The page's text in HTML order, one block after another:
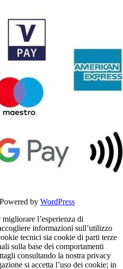
by WordPress
l’esperienza di
informazioni sull’utilizzo
tecnici sia cookie di parti terze
sulla base dei comportamenti
consultando la nostra privacy
si accetta l’uso dei cookie; in